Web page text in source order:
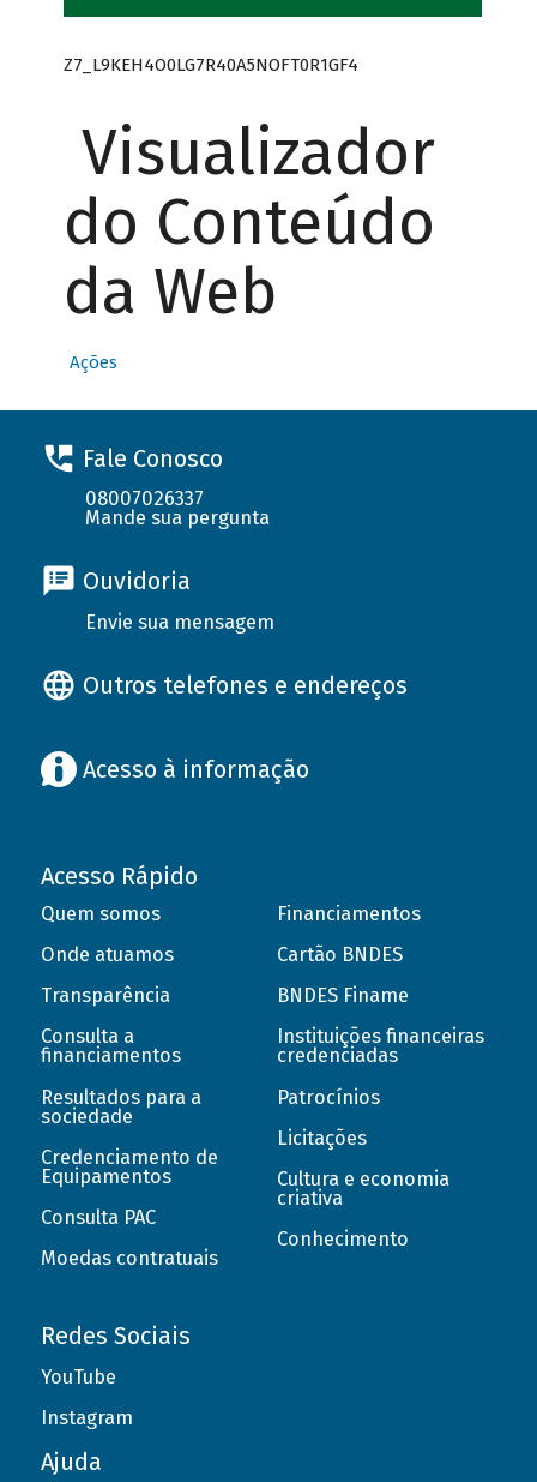
Z7_L9KEH4O0LG7R40A5NOFT0R1GF4
Visualizador
do Conteúdo
da Web
Ações
Fale Conosco
08007026337
Mande sua pergunta
Ouvidoria
Envie sua mensagem
Outros telefones e endereços
Acesso à informação
Acesso Rápido
Quem somos
Onde atuamos
Transparência
Consulta a
financiamentos
Resultados para a
sociedade
Credenciamento de
Equipamentos
Consulta PAC
Moedas contratuais
Financiamentos
Cartão BNDES
BNDES Finame
Instituições financeiras
credenciadas
Patrocínios
Licitações
Cultura e economia
criativa
Conhecimento
Redes Sociais
YouTube
Instagram
Ajuda